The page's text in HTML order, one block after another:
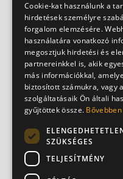
Dr.
hogy
nem ez a
Dr. Csernus
Cookie-kat használunk a
hirdetések személyre
forgalom elemzésére.
használatára vonatkozó
megosztjuk hirdetési és
partnereinkkel is, akik
más információkkal,
biztosított számukra, vagy
szolgáltatásaik Ön általi
gyűjtöttek össze. Bővebben
SZÜKSÉGES
TELJESÍTMÉNY